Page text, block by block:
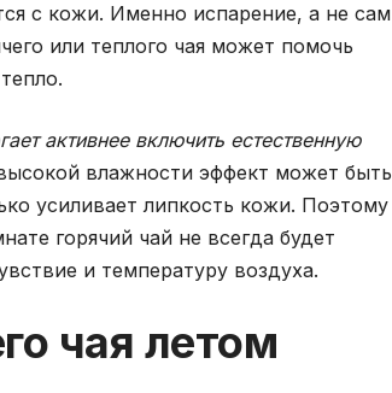
с кожи. Именно испарение, а не сам
или теплого чая может помочь
активнее включить естественную
влажности эффект может быть
усиливает липкость кожи. Поэтому
горячий чай не всегда будет
и температуру воздуха.
чая летом